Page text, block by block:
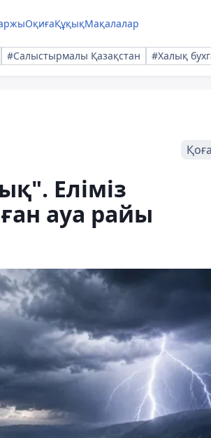
ОқиғаҚұқықМақалалар
#Салыстырмалы Қазақстан #Халық
Еліміз
ауа райы